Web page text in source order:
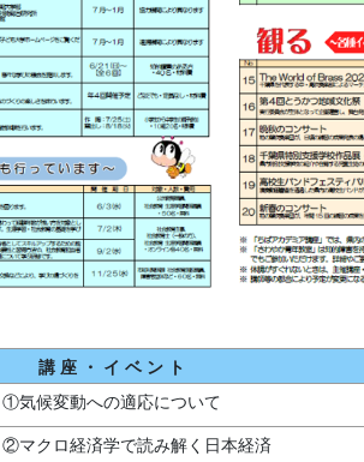
講 座 ・ イ ベ ン ト
①気候変動への適応について
②マクロ経済学で読み解く日本経済